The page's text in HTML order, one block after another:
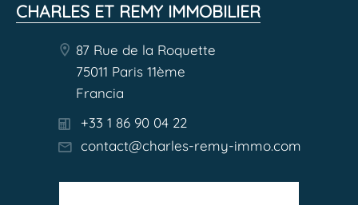
CHARLES ET REMY IMMOBILIER
87 Rue de la Roquette
75011 Paris 11ème
Francia
+33 1 86 90 04 22
contact@charles-remy-immo.com